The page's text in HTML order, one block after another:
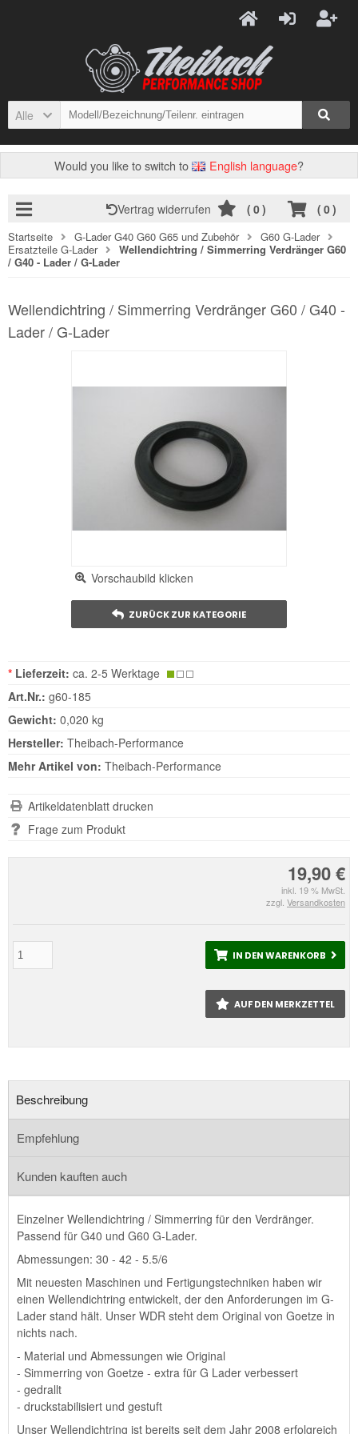
Alle
Would you like to switch to English language?
( 0)
Vertrag widerrufen ( 0)
Startseite G-Lader G40 G60 G65 und Zubehör
G60 G-Lader
Ersatzteile G-Lader
Wellendichtring / Simmerring Verdränger G60
/ G40 - Lader / G-Lader
Wellendichtring / Simmerring Verdränger G60 / G40 -
Lader / G-Lader
Vorschaubild klicken
ZURÜCK ZUR KATEGORIE
19,90 €
inkl. 19 % MwSt.
zzgl. Versandkosten
IN DEN WARENKORB
AUF DEN MERKZETTEL
* Lieferzeit: ca. 2-5 Werktage
Art.Nr.: g60-185
Gewicht: 0,020 kg
Hersteller: Theibach-Performance
Mehr Artikel von: Theibach-Performance
Artikeldatenblatt drucken
Frage zum Produkt
Beschreibung
Empfehlung
Kunden kauften auch
Einzelner Wellendichtring / Simmerring für den Verdränger.
Passend für G40 und G60 G-Lader.
Abmessungen: 30 - 42 - 5.5/6
Mit neuesten Maschinen und Fertigungstechniken haben wir
einen Wellendichtring entwickelt, der den Anforderungen im G-
Lader stand hält. Unser WDR steht dem Original von Goetze in
nichts nach.
- Material und Abmessungen wie Original
- Simmerring von Goetze - extra für G Lader verbessert
- gedrallt
- druckstabilisiert und gestuft
Unser Wellendichtring ist bereits seit dem Jahr 2008 erfolgreich